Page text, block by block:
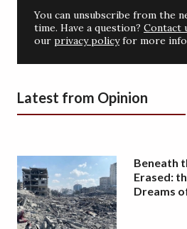
You can unsubscribe from the
time. Have a question? Contact
our privacy policyfor more
Latest from Opinion
Beneath
Erased:
Dreams